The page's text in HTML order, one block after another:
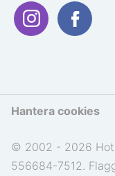
Hantera cookies
© 2002 - 2026
556684-7512.